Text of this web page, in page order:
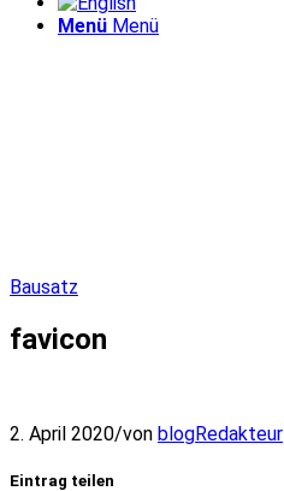
Menü Menü
Bausatz
favicon
2. April 2020/von blogRedakteur
Eintrag teilen